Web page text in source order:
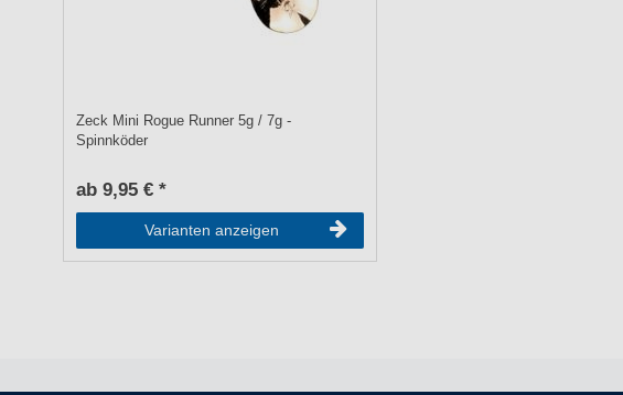
Zeck Mini Rogue Runner 5g / 7g -
Spinnköder
ab 9,95 € *
Varianten anzeigen